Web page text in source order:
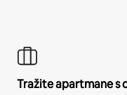
Tražite apartmane s